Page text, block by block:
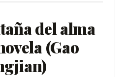
del alma
(Gao